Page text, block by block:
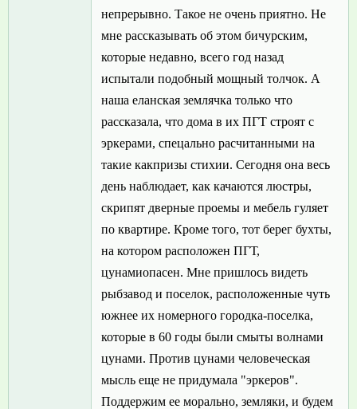
непрерывно. Такое не очень приятно. Не
мне рассказывать об этом бичурским,
которые недавно, всего год назад
испытали подобный мощный толчок. А
наша еланская землячка только что
рассказала, что дома в их ПГТ строят с
эркерами, спецально расчитанными на
такие какпризы стихии. Сегодня она весь
день наблюдает, как качаются люстры,
скрипят дверные проемы и мебель гуляет
по квартире. Кроме того, тот берег бухты,
на котором расположен ПГТ,
цунамиопасен. Мне пришлось видеть
рыбзавод и поселок, расположенные чуть
южнее их номерного городка-поселка,
которые в 60 годы были смыты волнами
цунами. Против цунами человеческая
мысль еще не придумала "эркеров".
Поддержим ее морально, земляки, и будем